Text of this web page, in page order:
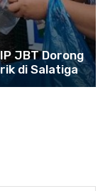
JBT Dorong
di Salatiga